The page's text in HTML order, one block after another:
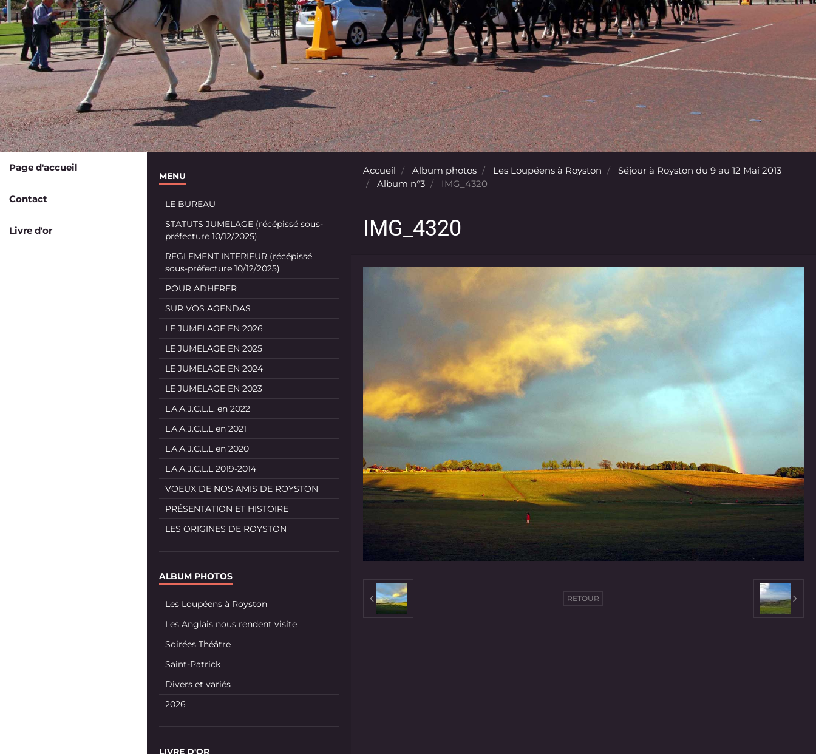
Page d'accueil
Contact
Livre d'or
Accueil Album photos Les Loupéens à Royston
Séjour à Royston du 9 au 12 Mai 2013
Album n°3
IMG_4320
IMG_4320
RETOUR
MENU
LE BUREAU
STATUTS JUMELAGE (récépissé sous-
préfecture 10/12/2025)
REGLEMENT INTERIEUR (récépissé
sous-préfecture 10/12/2025)
POUR ADHERER
SUR VOS AGENDAS
LE JUMELAGE EN 2026
LE JUMELAGE EN 2025
LE JUMELAGE EN 2024
LE JUMELAGE EN 2023
L'A.A.J.C.L.L. en 2022
L'A.A.J.C.L.L en 2021
L'A.A.J.C.L.L en 2020
L'A.A.J.C.L.L 2019-2014
VOEUX DE NOS AMIS DE ROYSTON
PRÉSENTATION ET HISTOIRE
LES ORIGINES DE ROYSTON
ALBUM PHOTOS
Les Loupéens à Royston
Les Anglais nous rendent visite
Soirées Théâtre
Saint-Patrick
Divers et variés
2026
LIVRE D'OR